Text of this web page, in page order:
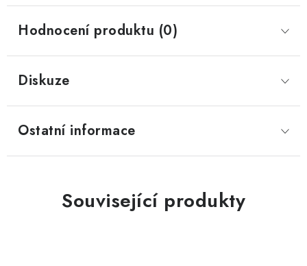
Hodnocení produktu (0)
Diskuze
Ostatní informace
Související produkty